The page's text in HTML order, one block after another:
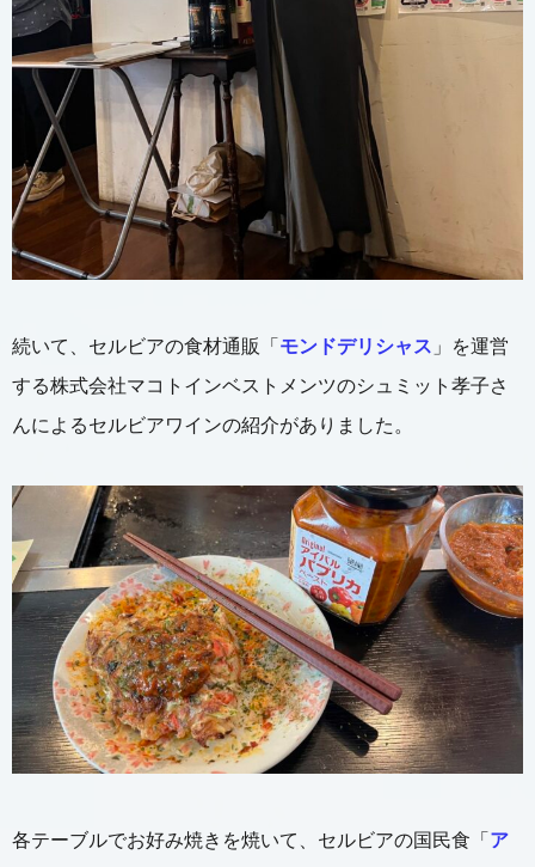
続いて、セルビアの食材通販「 モンドデリシャス 」を運営
する株式会社マコトインベストメンツのシュミット孝子さ
んによるセルビアワインの紹介がありました。
各テーブルでお好み焼きを焼いて、セルビアの国民食「 ア